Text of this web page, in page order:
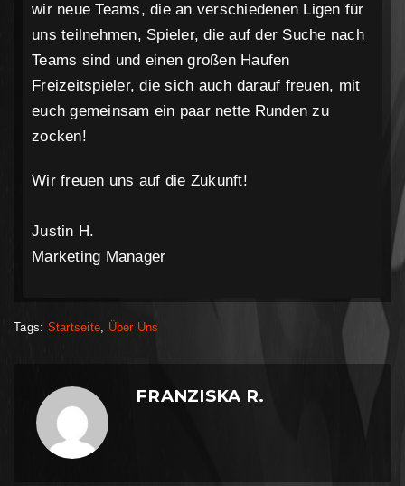
wir neue Teams, die an verschiedenen Ligen für
uns teilnehmen, Spieler, die auf der Suche nach
Teams sind und einen großen Haufen
Freizeitspieler, die sich auch darauf freuen, mit
euch gemeinsam ein paar nette Runden zu
zocken!
Wir freuen uns auf die Zukunft!
Justin H.
Marketing Manager
Tags: Startseite, Über Uns
FRANZISKA R.